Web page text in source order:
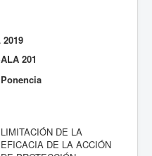
2019
201
Ponencia
LIMITACIÓN DE LA
EFICACIA DE LA ACCIÓN